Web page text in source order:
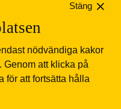
nödvändiga kakor
Genom att klicka på
för att fortsätta hålla
Stäng